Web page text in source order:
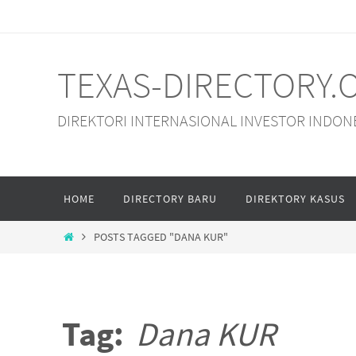
TEXAS-
DIREKTORI INTERNASIONAL INVESTOR
content
HOME DIRECTORY BARU DIREKTORY KASUS
HOMEPOSTS TAGGED "DANA KUR"
Tag: Dana KUR